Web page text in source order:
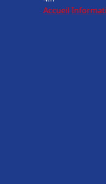
Accueil